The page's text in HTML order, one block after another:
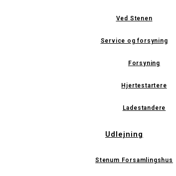
Ved Stenen
Service og forsyning
Forsyning
Hjertestartere
Ladestandere
Udlejning
Stenum Forsamlingshus